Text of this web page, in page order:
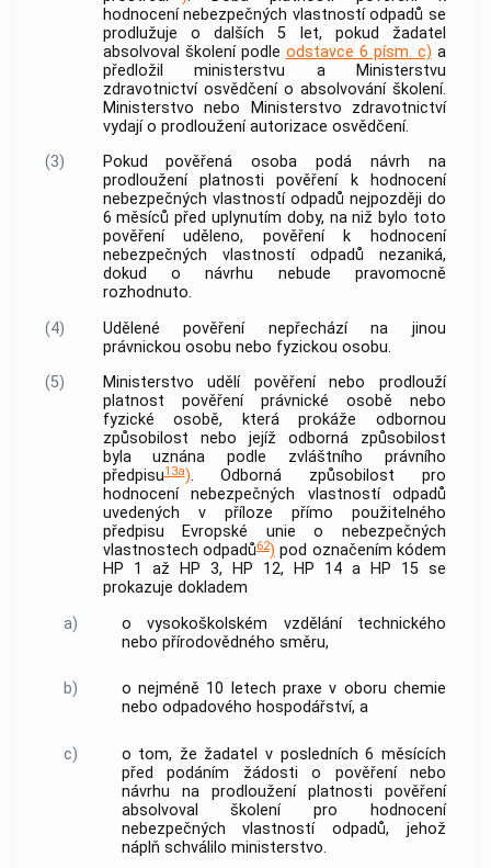
hodnocení nebezpečných vlastností odpadů se
prodlužuje o dalších 5 let, pokud žadatel
absolvoval školení podle odstavce 6 písm. c) a
předložil ministerstvu a Ministerstvu
zdravotnictví osvědčení o absolvování školení.
Ministerstvo nebo Ministerstvo zdravotnictví
vydají o prodloužení autorizace osvědčení.
(3)
Pokud pověřená osoba podá návrh na
prodloužení platnosti pověření k hodnocení
nebezpečných vlastností odpadů nejpozději do
6 měsíců před uplynutím doby, na niž bylo toto
pověření uděleno, pověření k hodnocení
nebezpečných vlastností odpadů nezaniká,
dokud o návrhu nebude pravomocně
rozhodnuto.
(4)
Udělené pověření nepřechází na jinou
právnickou osobu nebo fyzickou osobu.
(5)
Ministerstvo udělí pověření nebo prodlouží
platnost pověření právnické osobě nebo
fyzické osobě, která prokáže odbornou
způsobilost nebo jejíž odborná způsobilost
byla uznána podle zvláštního právního
předpisu13a). Odborná způsobilost pro
hodnocení nebezpečných vlastností odpadů
uvedených v příloze přímo použitelného
předpisu Evropské unie o nebezpečných
vlastnostech odpadů62) pod označením kódem
HP 1 až HP 3, HP 12, HP 14 a HP 15 se
prokazuje dokladem
a)
o vysokoškolském vzdělání technického
nebo přírodovědného směru,
b)
o nejméně 10 letech praxe v oboru chemie
nebo odpadového hospodářství, a
c)
o tom, že žadatel v posledních 6 měsících
před podáním žádosti o pověření nebo
návrhu na prodloužení platnosti pověření
absolvoval školení pro hodnocení
nebezpečných vlastností odpadů, jehož
náplň schválilo ministerstvo.